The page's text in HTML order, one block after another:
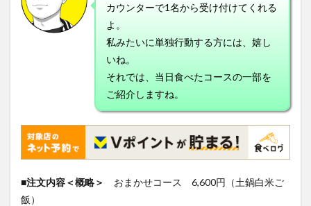
カウンターで1名から受け付けてくれる
よ。
私みたいに単独行動する方には、嬉し
いね。
それでは、当日食べたコースの一部を
ご紹介しますね。
■注文内容＜概略＞
おまかせコース 6,600円（土鍋白米ご
飯）